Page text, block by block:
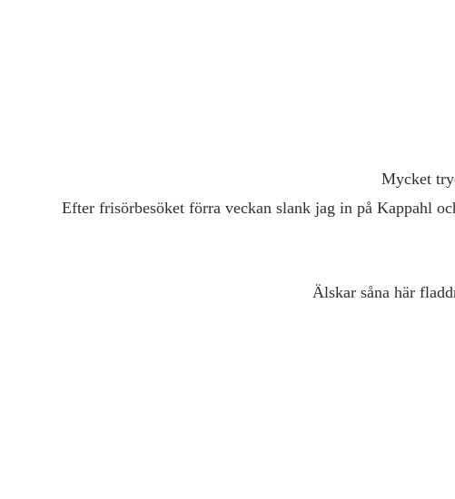
Mycket
Efter frisörbesöket förra veckan slank jag in på Kappahl
Älskar såna här